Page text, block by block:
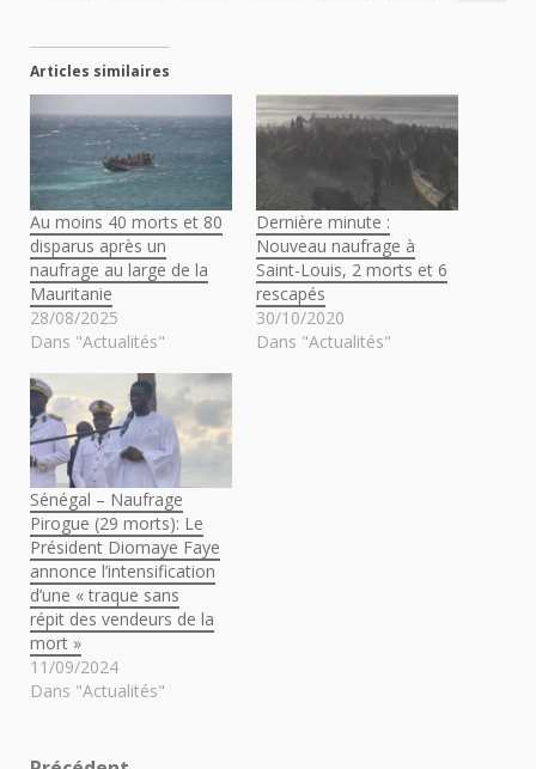
Articles similaires
Au moins 40 morts et 80
disparus après un
naufrage au large de la
Mauritanie
28/08/2025
Dans "Actualités"
Dernière minute :
Nouveau naufrage à
Saint-Louis, 2 morts et 6
rescapés
30/10/2020
Dans "Actualités"
Sénégal – Naufrage
Pirogue (29 morts): Le
Président Diomaye Faye
annonce l’intensification
d’une « traque sans
répit des vendeurs de la
mort »
11/09/2024
Dans "Actualités"